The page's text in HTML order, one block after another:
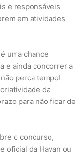
e responsáveis
em atividades
uma chance
e ainda concorrer a
perca tempo!
da
para não ficar de
o concurso,
oficial da Havan ou